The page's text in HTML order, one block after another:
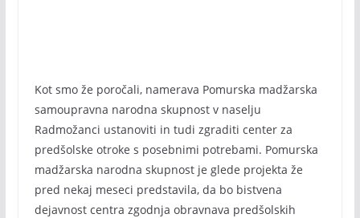
Kot smo že poročali, namerava Pomurska madžarska
samoupravna narodna skupnost v naselju
Radmožanci ustanoviti in tudi zgraditi center za
predšolske otroke s posebnimi potrebami. Pomurska
madžarska narodna skupnost je glede projekta že
pred nekaj meseci predstavila, da bo bistvena
dejavnost centra zgodnja obravnava predšolskih